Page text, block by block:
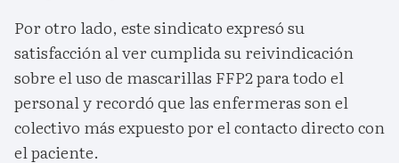
Por otro lado, este sindicato expresó su
satisfacción al ver cumplida su reivindicación
sobre el uso de mascarillas FFP2 para todo el
personal y recordó que las enfermeras son el
colectivo más expuesto por el contacto directo con
el paciente.